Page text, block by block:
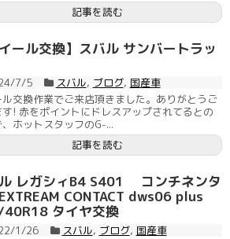
記事を読む
イール交換】スバル サンバートラッ
7/5 スバル, ブログ, 国産車
ル交換作業でご来店頂きました。ありがとうご
す! 赤をポイントにドレスアップされてるとの
、ホットスタッフのG-...
記事を読む
レガシィB4 S401 コンチネンタ
CONTACT dws06 plus
タイヤ交換
1/26 スバル, ブログ, 国産車